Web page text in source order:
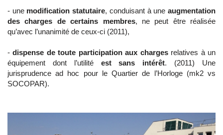
- une modification statutaire, conduisant à uneaugmentation
des charges de certains membres, ne peut être réalisée
qu’avec l’unanimité de ceux-ci (2011),
-dispense de toute participation aux chargesrelatives à un
équipement dont l’utilité est sans intérêt. (2011) Une
jurisprudence ad hoc pour le Quartier de l’Horloge (mk2 vs
SOCOPAR).